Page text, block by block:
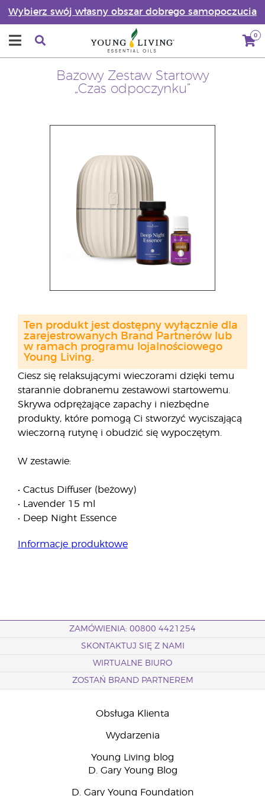
Wybierz swój własny obszar dobrego samopoczucia
0
Bazowy Zestaw Startowy
„Czas odpoczynku”
Ciesz się relaksującymi wieczorami dzięki temu
starannie dobranemu zestawowi startowemu.
Skrywa odprężające zapachy i niezbędne
produkty, które pomogą Ci stworzyć wyciszającą
wieczorną rutynę i obudzić się wypoczętym.
W zestawie:
• Cactus Diffuser (beżowy)
• Lavender 15 ml
• Deep Night Essence
Informacje produktowe
Ten produkt jest dostępny wyłącznie dla
zarejestrowanych Brand Partnerów lub
w ramach programu lojalnościowego
Young Living.
ZAMÓWIENIA: 00800 4421254
SKONTAKTUJ SIĘ Z NAMI
WIRTUALNE BIURO
ZOSTAŃ BRAND PARTNEREM
Obsługa Klienta
Wydarzenia
Young Living blog
D. Gary Young Blog
D. Gary Young Foundation